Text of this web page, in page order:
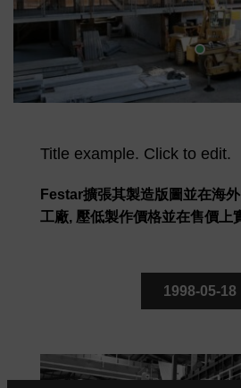
Title example. Click to edit.
Festar擴張其製造版圖並在海
工廠, 壓低製作價格並在售價上
1998-05-18